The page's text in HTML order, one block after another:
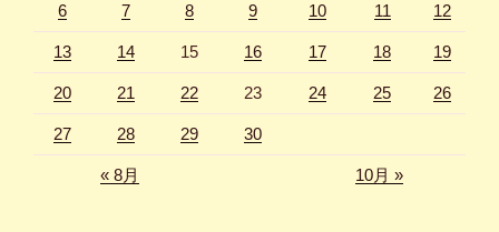
6 7 8 9 10 11 12
13 14 15 16 17 18 19
20 21 22 23 24 25 26
27 28 29 30
« 8月 10月 »